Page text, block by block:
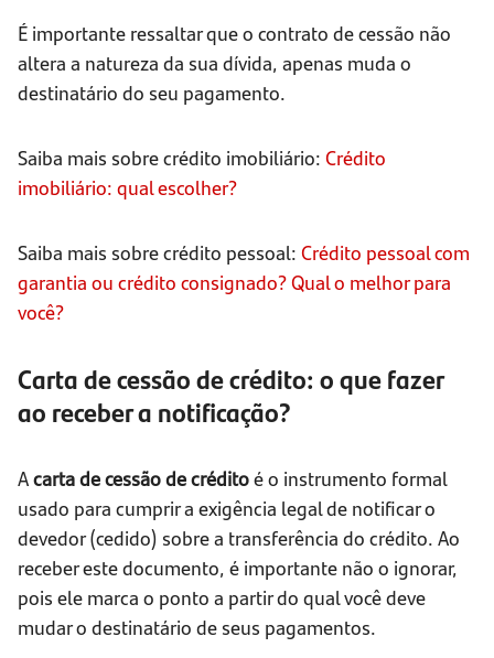
É importante ressaltar que o contrato de cessão não
altera a natureza da sua dívida, apenas muda o
destinatário do seu pagamento.
Saiba mais sobre crédito imobiliário: Crédito
imobiliário: qual escolher?
Saiba mais sobre crédito pessoal: Crédito pessoal com
garantia ou crédito consignado? Qual o melhor para
você?
Carta de cessão de crédito: o que fazer
ao receber a notificação?
Acarta de cessão de créditoé o instrumento formal
usado para cumprir a exigência legal de notificar o
devedor (cedido) sobre a transferência do crédito. Ao
receber este documento, é importante não o ignorar,
pois ele marca o ponto a partir do qual você deve
mudar o destinatário de seus pagamentos.